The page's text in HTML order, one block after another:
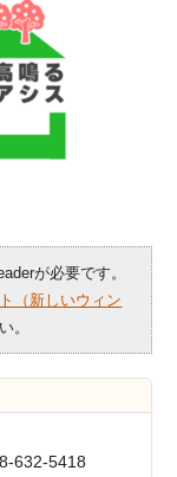
が必要です。
（新しいウィン
。
632-5418